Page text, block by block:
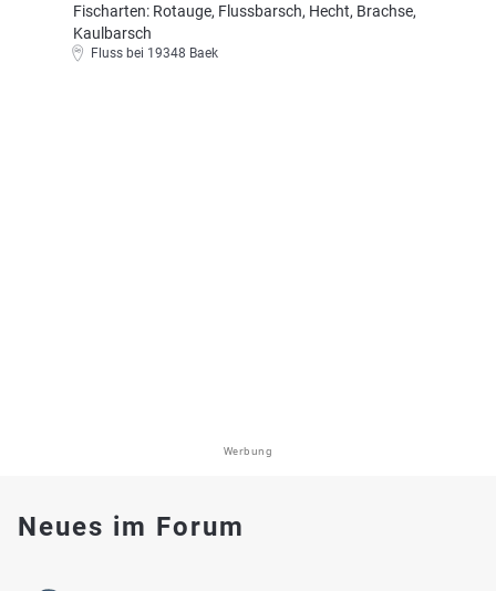
Fischarten: Rotauge, Flussbarsch, Hecht, Brachse,
Kaulbarsch
Fluss bei 19348 Baek
Werbung
Neues im Forum